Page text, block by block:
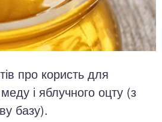
про користь для
і яблучного оцту (з
базу).